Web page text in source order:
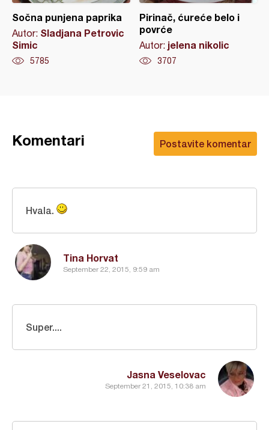
Sočna punjena paprika
Autor: Sladjana Petrovic
Simic
5785
Pirinač, ćureće belo i
povrće
Autor: jelena nikolic
3707
Postavite komentar
Komentari
Tina Horvat
September 22, 2015, 9:59 am
Hvala.
Jasna Veselovac
September 21, 2015, 10:38 am
Super....